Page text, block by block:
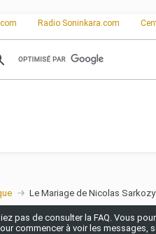
Radio Soninkara.com
Le Mariage de Nicolas Sarkozy
pas de consulter la FAQ. Vous
commencer à voir les